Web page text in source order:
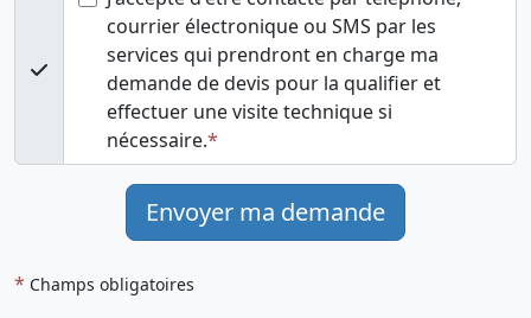
courrier électronique ou SMS par les
services qui prendront en charge ma
demande de devis pour la qualifier et
effectuer une visite technique si
nécessaire.
Envoyer ma demande
* Champs obligatoires